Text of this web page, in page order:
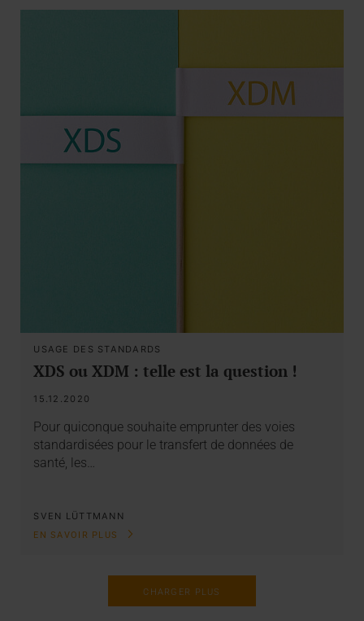
USAGE DES STANDARDS
XDS ou XDM : telle est la question !
15.12.2020
Pour quiconque souhaite emprunter des voies
standardisées pour le transfert de données de
santé, les…
SVEN LÜTTMANN
EN SAVOIR PLUS
CHARGER PLUS